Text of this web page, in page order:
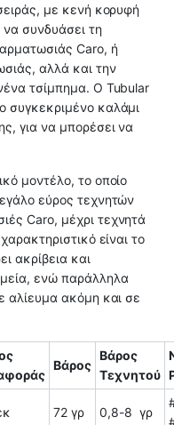
με κενή κορυφή
συνδυάσει τη
Caro, ή
αλλά και την
τσίμπημα. Ο Tubular
συγκεκριμένο καλάμι
για να μπορέσει να
μοντέλο, το οποίο
εύρος τεχνητών
Caro, μέχρι τεχνητά
είναι το
ακρίβεια και
ενώ παράλληλα
αλίευμα ακόμη και σε
Βάρος
Βάρος
Τεχνητού
72 γρ 0,8-8 γρ